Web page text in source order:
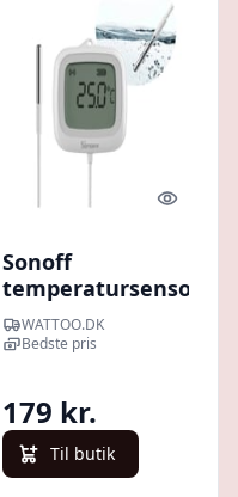
Quick
Sonoff
temperatursensor,
inkl. sonde,
batteri, Zigbee,
WATTOO.DK
Bedste pris
179 kr.
Til butik